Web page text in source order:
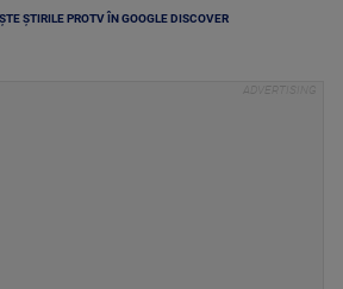
ȘTIRILE PROTV ÎN GOOGLE DISCOVER